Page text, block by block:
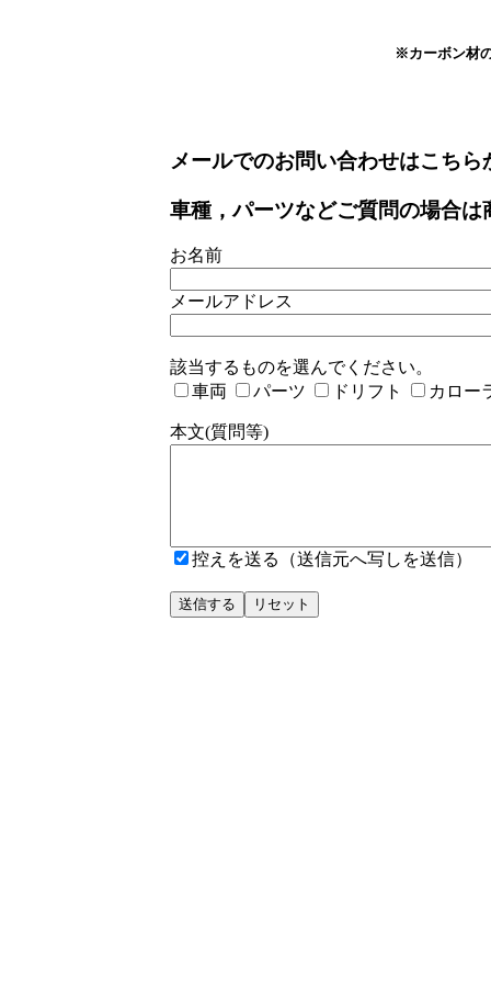
※カーボン材
メールでのお問い合わせはこち
車種，パーツなどご質問の場合
お名前
メールアドレス
該当するものを選んでください。
車両
パーツ ドリフト カロー
本文(質問等)
控えを送る（送信元へ写しを送信）